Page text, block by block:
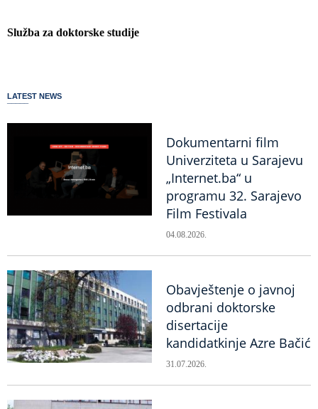
Služba za doktorske studije
LATEST NEWS
Dokumentarni film
Univerziteta u Sarajevu
„Internet.ba“ u
programu 32. Sarajevo
Film Festivala
04.08.2026.
Obavještenje o javnoj
odbrani doktorske
disertacije
kandidatkinje Azre Bačić
31.07.2026.